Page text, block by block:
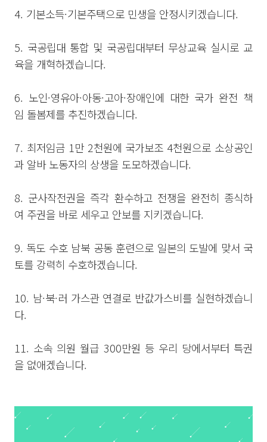
4. 기본소득·기본주택으로 민생을 안정시키겠습니다.
5. 국공립대 통합 및 국공립대부터 무상교육 실시로 교
육을 개혁하겠습니다.
6. 노인·영유아·아동·고아·장애인에 대한 국가 완전 책
임 돌봄제를 추진하겠습니다.
7. 최저임금 1만 2천원에 국가보조 4천원으로 소상공인
과 알바 노동자의 상생을 도모하겠습니다.
8. 군사작전권을 즉각 환수하고 전쟁을 완전히 종식하
여 주권을 바로 세우고 안보를 지키겠습니다.
9. 독도 수호 남북 공동 훈련으로 일본의 도발에 맞서 국
토를 강력히 수호하겠습니다.
10. 남·북·러 가스관 연결로 반값가스비를 실현하겠습니
다.
11. 소속 의원 월급 300만원 등 우리 당에서부터 특권
을 없애겠습니다.